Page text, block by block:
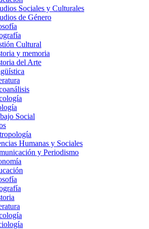
Sociales y Culturales
de Género
Cultural
y memoria
del Arte
Social
Humanas y Sociales
y Periodismo